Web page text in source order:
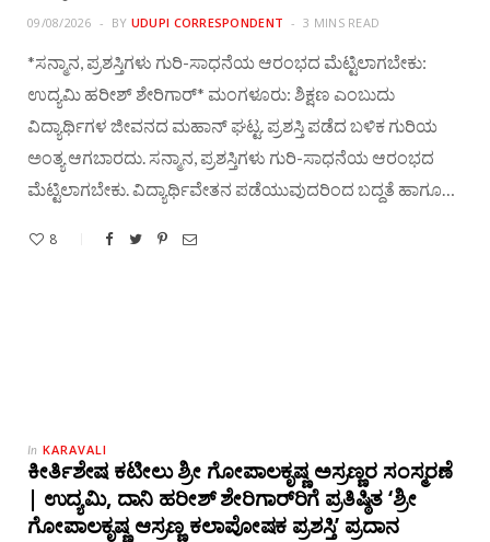
09/08/2026 BY UDUPI CORRESPONDENT 3 MINS READ
*ಸನ್ಮಾನ, ಪ್ರಶಸ್ತಿಗಳು ಗುರಿ-ಸಾಧನೆಯ ಆರಂಭದ ಮೆಟ್ಟಿಲಾಗಬೇಕು:
ಉದ್ಯಮಿ ಹರೀಶ್ ಶೇರಿಗಾರ್* ಮಂಗಳೂರು: ಶಿಕ್ಷಣ ಎಂಬುದು
ವಿದ್ಯಾರ್ಥಿಗಳ ಜೀವನದ ಮಹಾನ್ ಘಟ್ಟ. ಪ್ರಶಸ್ತಿ ಪಡೆದ ಬಳಿಕ ಗುರಿಯ
ಅಂತ್ಯ ಆಗಬಾರದು. ಸನ್ಮಾನ, ಪ್ರಶಸ್ತಿಗಳು ಗುರಿ-ಸಾಧನೆಯ ಆರಂಭದ
ಮೆಟ್ಟಿಲಾಗಬೇಕು. ವಿದ್ಯಾರ್ಥಿವೇತನ ಪಡೆಯುವುದರಿಂದ ಬದ್ದತೆ ಹಾಗೂ…
8
In KARAVALI
ಕೀರ್ತಿಶೇಷ ಕಟೀಲು ಶ್ರೀ ಗೋಪಾಲಕೃಷ್ಣ ಅಸ್ರಣ್ಣರ ಸಂಸ್ಮರಣೆ
| ಉದ್ಯಮಿ, ದಾನಿ ಹರೀಶ್ ಶೇರಿಗಾರ್‌ರಿಗೆ ಪ್ರತಿಷ್ಠಿತ ‘ಶ್ರೀ
ಗೋಪಾಲಕೃಷ್ಣ ಆಸ್ರಣ್ಣ ಕಲಾಪೋಷಕ ಪ್ರಶಸ್ತಿ’ ಪ್ರದಾನ